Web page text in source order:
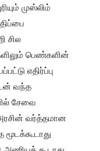
முஸ்லிம்
சில
பெண்களின்
எதிர்ப்பு
வந்த
சேவை
வர்த்தமான